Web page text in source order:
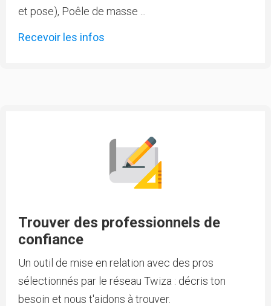
et pose), Poêle de masse ...
Recevoir les infos
Trouver des professionnels de
confiance
Un outil de mise en relation avec des pros
sélectionnés par le réseau Twiza : décris ton
besoin et nous t'aidons à trouver.